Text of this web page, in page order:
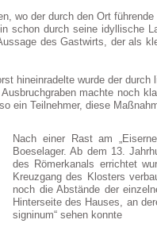
wo der durch den Ort
schon durch seine idyllische
des Gastwirts, der als
hineinradelte wurde der
machte noch
ein Teilnehmer, diese
Nach einer Rast am
Boeselager. Ab dem 13.
des Römerkanals errichtet
Kreuzgang des Klosters
noch die Abstände der
Hinterseite des Hauses, an
signinum“ sehen konnte